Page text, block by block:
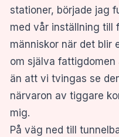
stationer, började jag
med vår inställning till
människor när det blir
om själva
än att vi tvingas se
närvaron av tiggare
mig.
På väg ned till